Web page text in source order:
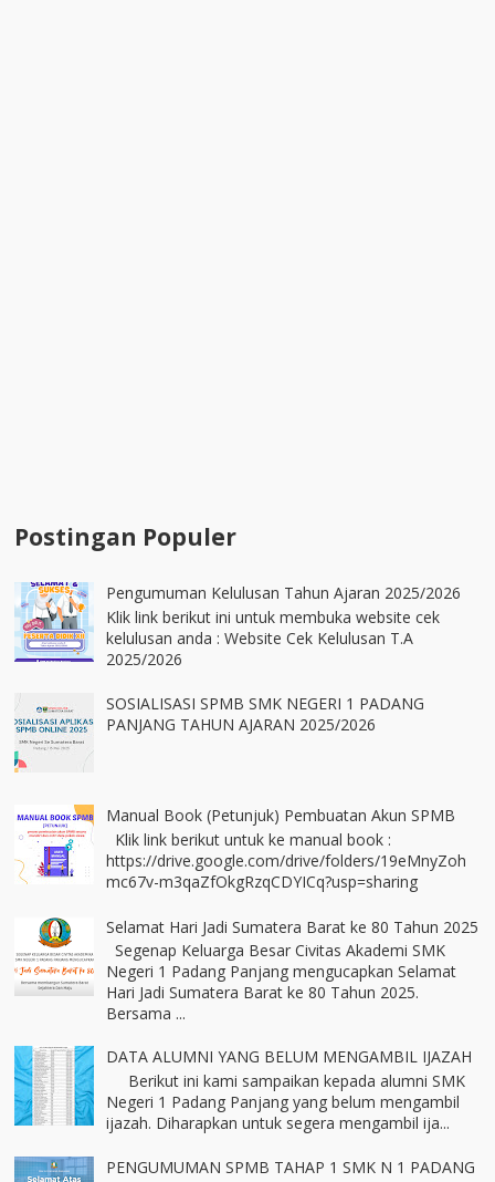
Postingan Populer
Pengumuman Kelulusan Tahun Ajaran 2025/2026
Klik link berikut ini untuk membuka website cek
kelulusan anda : Website Cek Kelulusan T.A
2025/2026
SOSIALISASI SPMB SMK NEGERI 1 PADANG
PANJANG TAHUN AJARAN 2025/2026
Manual Book (Petunjuk) Pembuatan Akun SPMB
Klik link berikut untuk ke manual book :
https://drive.google.com/drive/folders/19eMnyZoh
mc67v-m3qaZfOkgRzqCDYICq?usp=sharing
Selamat Hari Jadi Sumatera Barat ke 80 Tahun 2025
Segenap Keluarga Besar Civitas Akademi SMK
Negeri 1 Padang Panjang mengucapkan Selamat
Hari Jadi Sumatera Barat ke 80 Tahun 2025.
Bersama ...
DATA ALUMNI YANG BELUM MENGAMBIL IJAZAH
Berikut ini kami sampaikan kepada alumni SMK
Negeri 1 Padang Panjang yang belum mengambil
ijazah. Diharapkan untuk segera mengambil ija...
PENGUMUMAN SPMB TAHAP 1 SMK N 1 PADANG